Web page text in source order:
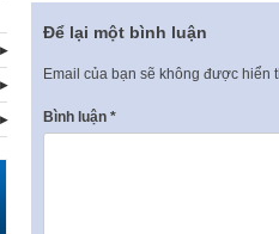
Để lại một bình luận
Email của bạn sẽ không được hiển
Bình luận *